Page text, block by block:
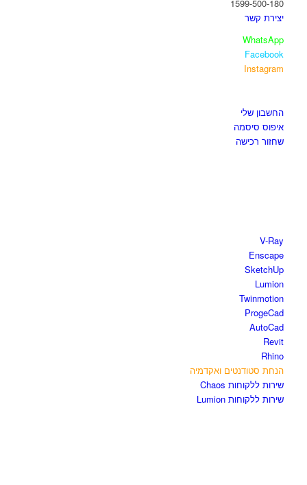
1599-500-180
יצירת קשר
WhatsApp
Facebook
Instagram
החשבון שלי
איפוס סיסמה
שחזור רכישה
V-Ray
Enscape
SketchUp
Lumion
Twinmotion
ProgeCad
AutoCad
Revit
Rhino
הנחת סטודנטים ואקדמיה
שירות ללקוחות Chaos
שירות ללקוחות Lumion